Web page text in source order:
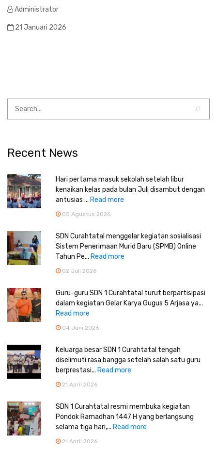
Administrator
21 Januari 2026
Recent News
Hari pertama masuk sekolah setelah libur
kenaikan kelas pada bulan Juli disambut dengan
antusias ... Read more
05 Agustus 2026
SDN Curahtatal menggelar kegiatan sosialisasi
Sistem Penerimaan Murid Baru (SPMB) Online
Tahun Pe... Read more
02 Juli 2026
Guru-guru SDN 1 Curahtatal turut berpartisipasi
dalam kegiatan Gelar Karya Gugus 5 Arjasa ya...
Read more
04 Juni 2026
Keluarga besar SDN 1 Curahtatal tengah
diselimuti rasa bangga setelah salah satu guru
berprestasi... Read more
21 April 2026
SDN 1 Curahtatal resmi membuka kegiatan
Pondok Ramadhan 1447 H yang berlangsung
selama tiga hari,... Read more
21 April 2026